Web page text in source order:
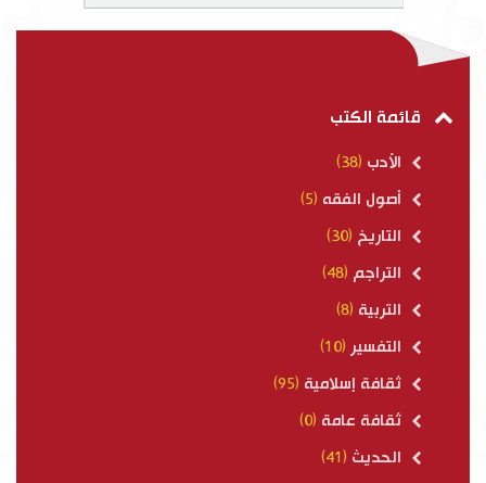
قائمة الكتب
الأدب (38)
أصول الفقه (5)
التاريخ (30)
التراجم (48)
التربية (8)
التفسير (10)
ثقافة إسلامية (95)
ثقافة عامة (0)
الحديث (41)